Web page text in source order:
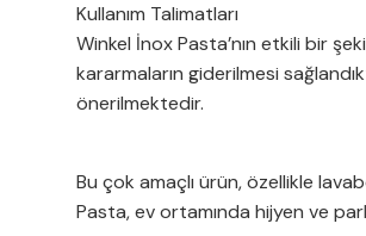
Kullanım Talimatları
Winkel İnox Pasta’nın etkili bir
kararmaların giderilmesi
önerilmektedir.
Bu çok amaçlı ürün, özellikle
Pasta, ev ortamında hijyen ve